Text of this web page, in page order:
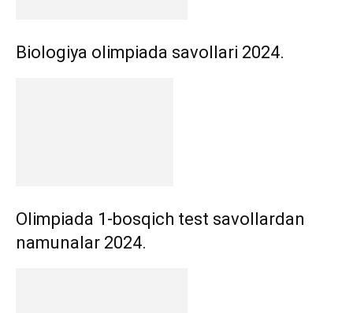
Biologiya olimpiada savollari 2024.
Olimpiada 1-bosqich test savollardan
namunalar 2024.